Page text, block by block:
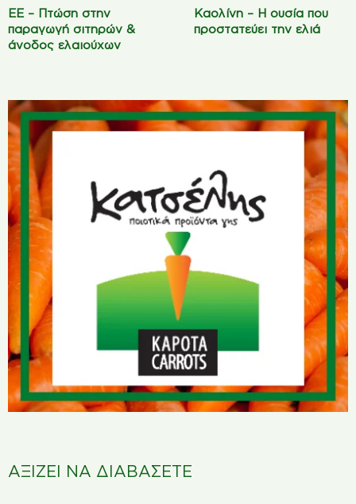
ΕΕ – Πτώση στην
παραγωγή σιτηρών &
άνοδος ελαιούχων
Καολίνη – Η ουσία που
προστατεύει την ελιά
ΑΞΙΖΕΙ ΝΑ ΔΙΑΒΑΣΕΤΕ